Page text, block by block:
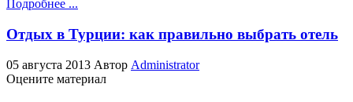
Подробнее ...
Отдых в Турции: как правильно выбрать отель
05 августа 2013 Автор Administrator
Оцените материал